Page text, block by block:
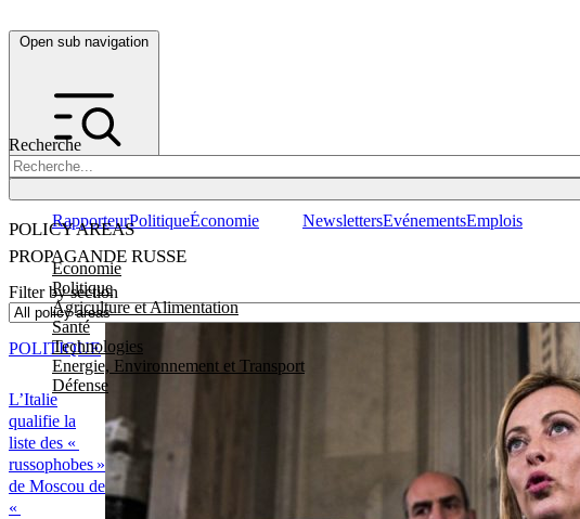
Open sub navigation
Recherche
POLICY AREAS
Economie
Politique
Agriculture et Alimentation
Santé
Technologies
Energie, Environnement et Transport
Défense
RapporteurPolitiqueÉconomie NewslettersEvénementsEmplois
PROPAGANDE RUSSE
Filter by section
L’Italie
qualifie la
liste des «
russophobes »
de Moscou de
«
POLITIQUE